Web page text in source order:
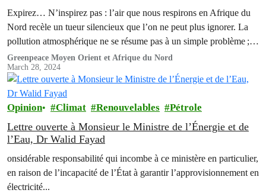
Expirez… N’inspirez pas : l’air que nous respirons en Afrique du
Nord recèle un tueur silencieux que l’on ne peut plus ignorer. La
pollution atmosphérique ne se résume pas à un simple problème ; il
s’agit d’une crise alarmante aux conséquences trop meurtrières
pour être négligées.
Greenpeace Moyen Orient et Afrique du Nord
March 28, 2024
Opinion Climat Renouvelables Pétrole
Lettre ouverte à Monsieur le Ministre de l’Énergie et de
l’Eau, Dr Walid Fayad
onsidérable responsabilité qui incombe à ce ministère en particulier,
en raison de l’incapacité de l’État à garantir l’approvisionnement en
électricité...